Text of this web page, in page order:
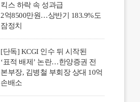
킥스 하락 속 성과급
2억8500만원…상반기 183.9%도
잠정치
[단독] KCGI 인수 뒤 시작된
‘표적 배제’ 논란…한양증권 전
본부장, 김병철 부회장 상대 10억
손배소